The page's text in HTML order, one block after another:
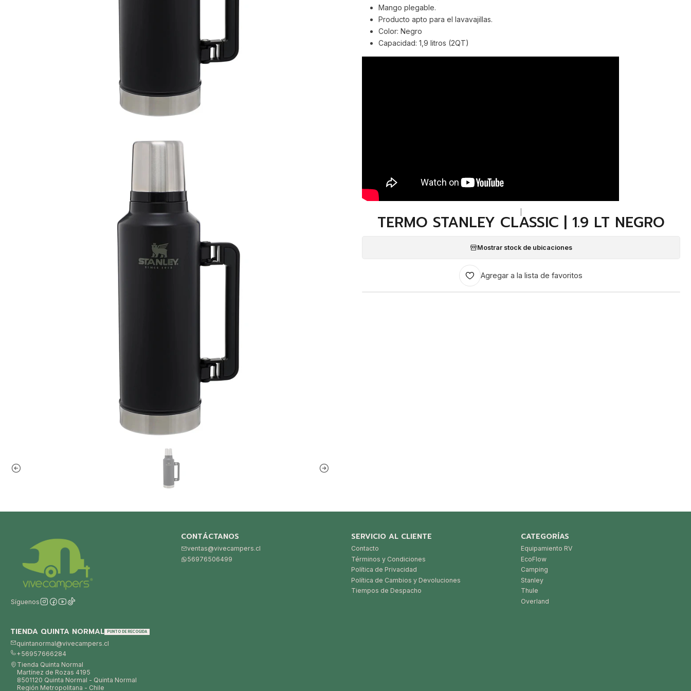
Mango plegable.
Producto apto para el lavavajillas.
Color: Negro
Capacidad: 1,9 litros (2QT)
TERMO STANLEY CLASSIC | 1.9 LT NEGRO
Mostrar stock de ubicaciones
Agregar a la lista de favoritos
Síguenos
CONTÁCTANOS
ventas@vivecampers.cl
56976506499
SERVICIO AL CLIENTE
Contacto
Términos y Condiciones
Política de Privacidad
Política de Cambios y Devoluciones
Tiempos de Despacho
CATEGORÍAS
Equipamiento RV
EcoFlow
Camping
Stanley
Thule
Overland
TIENDA QUINTA NORMAL PUNTO DE RECOGIDA
quintanormal@vivecampers.cl
+56957666284
Tienda Quinta Normal
Martínez de Rozas 4195
8501120 Quinta Normal - Quinta Normal
Región Metropolitana - Chile